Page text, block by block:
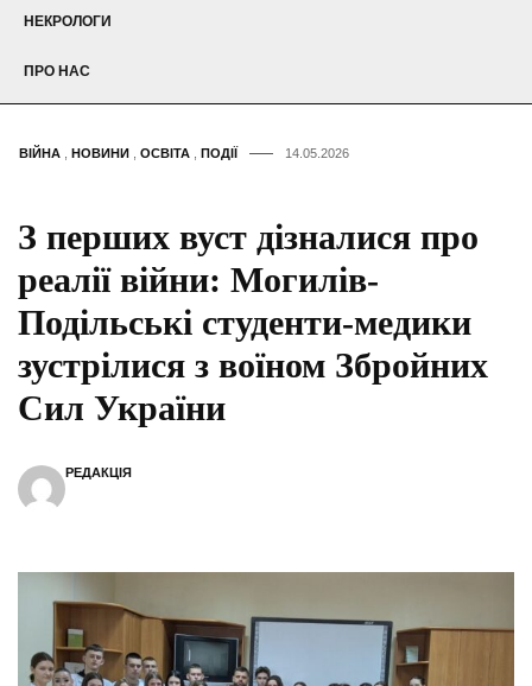
НЕКРОЛОГИ
ПРО НАС
ВІЙНА НОВИНИ ОСВІТА ПОДІЇ 14.05.2026
З перших вуст дізналися про
реалії війни: Могилів-
Подільські студенти-медики
зустрілися з воїном Збройних
Сил України
РЕДАКЦІЯ